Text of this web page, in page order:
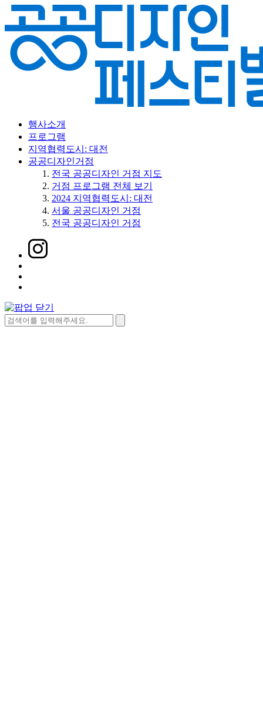
행사소개
프로그램
지역협력도시: 대전
공공디자인거점
전국 공공디자인 거점 지도
거점 프로그램 전체 보기
2024 지역협력도시: 대전
서울 공공디자인 거점
전국 공공디자인 거점